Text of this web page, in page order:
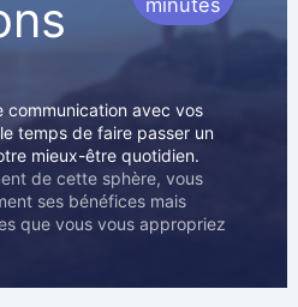
communication avec vos
temps de faire passer un
mieux-être quotidien.
de cette sphère, vous
ses bénéfices mais
que vous vous appropriez